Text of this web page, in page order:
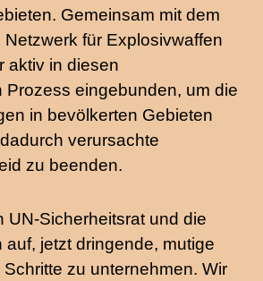
Gemeinsam mit dem
Netzwerk für Explosivwaffen
aktiv in diesen
Prozess eingebunden, um die
in bevölkerten Gebieten
verursachte
zu beenden.
UN-Sicherheitsrat und die
auf, jetzt dringende, mutige
zu unternehmen. Wir